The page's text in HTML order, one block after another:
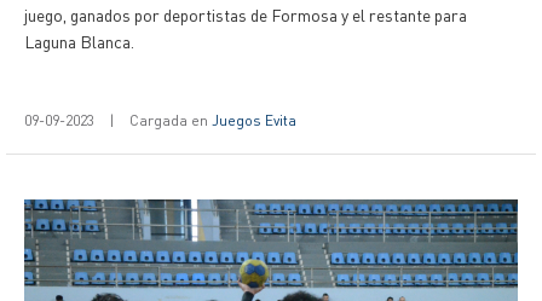
juego, ganados por deportistas de Formosa y el restante para
Laguna Blanca.
09-09-2023 | Cargada en Juegos Evita